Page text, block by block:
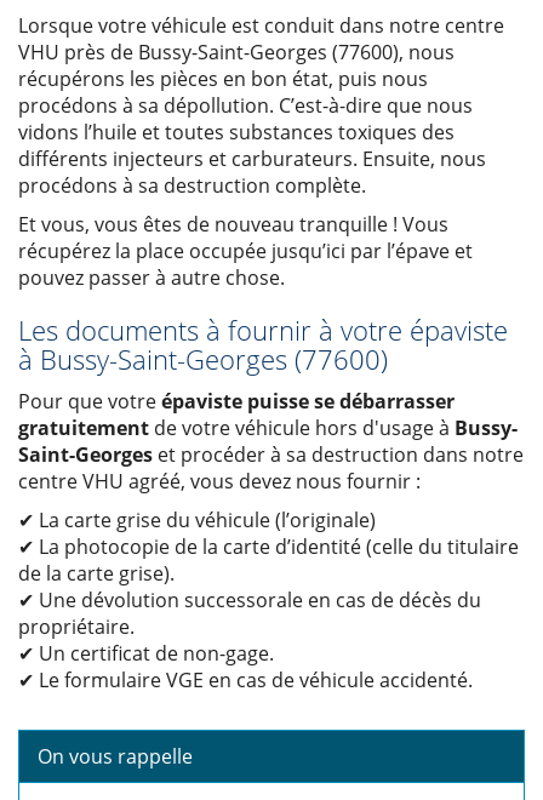
Lorsque votre véhicule est conduit dans notre centre
VHU près de Bussy-Saint-Georges (77600), nous
récupérons les pièces en bon état, puis nous
procédons à sa dépollution. C’est-à-dire que nous
vidons l’huile et toutes substances toxiques des
différents injecteurs et carburateurs. Ensuite, nous
procédons à sa destruction complète.
Et vous, vous êtes de nouveau tranquille ! Vous
récupérez la place occupée jusqu’ici par l’épave et
pouvez passer à autre chose.
Les documents à fournir à votre épaviste
à Bussy-Saint-Georges (77600)
Pour que votreépaviste puisse se débarrasser
gratuitement de votre véhicule hors d'usage à Bussy-
Saint-Georges et procéder à sa destruction dans notre
centre VHU agréé, vous devez nous fournir :
✔ La carte grise du véhicule (l’originale)
✔ La photocopie de la carte d’identité (celle du titulaire
de la carte grise).
✔ Une dévolution successorale en cas de décès du
propriétaire.
✔ Un certificat de non-gage.
✔ Le formulaire VGE en cas de véhicule accidenté.
On vous rappelle